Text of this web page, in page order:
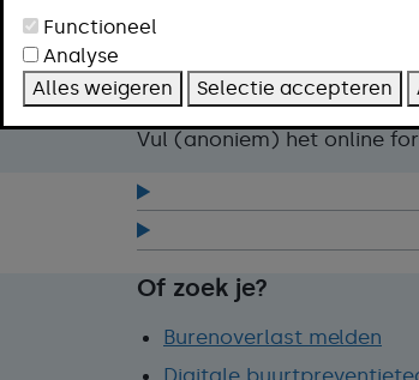
Of neem contact op met
Vul (anoniem) het online
Of zoek je?
Burenoverlast melden
Digitale
Functioneel
Analyse
Alles weigeren
Selectie accepteren